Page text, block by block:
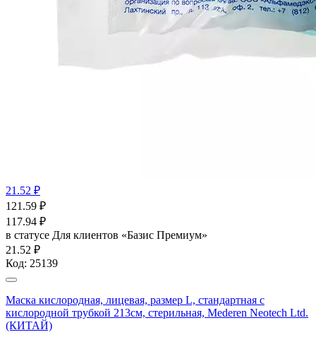
21.52 ₽
121.59 ₽
117.94 ₽
в статусе Для клиентов «Базис Премиум»
21.52 ₽
Код: 25139
Маска кислородная, лицевая, размер L, стандартная с
кислородной трубкой 213см, стерильная, Mederen Neotech Ltd.
(КИТАЙ)